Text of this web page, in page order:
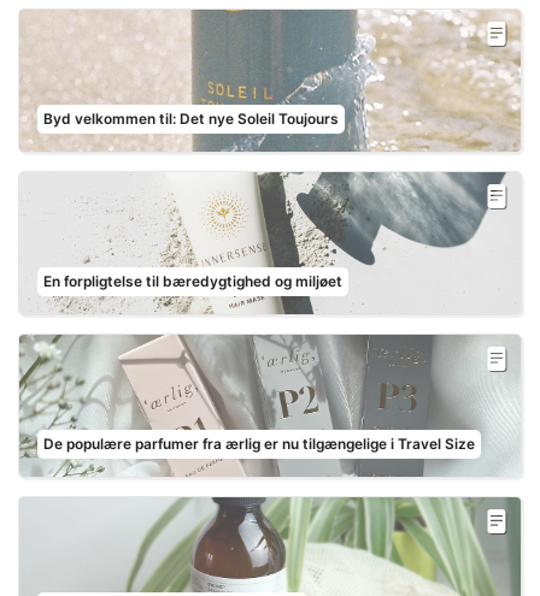
Byd velkommen til: Det nye Soleil Toujours
En forpligtelse til bæredygtighed og miljøet
De populære parfumer fra ærlig er nu tilgængelige i Travel Size